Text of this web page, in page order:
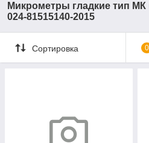
Микрометры гладкие тип МК
024-81515140-2015
Сортировка 0